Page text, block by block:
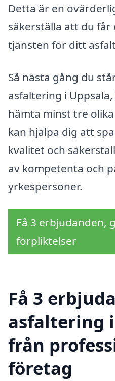
Detta är en
säkerställa att du får
tjänsten för ditt
Så nästa gång du
asfaltering i
hämta minst tre
kan hjälpa dig att
kvalitet och
av kompetenta och
yrkespersoner.
Få 3 erbjudanden,
förpliktelser
Få 3
asfaltering
från
företag